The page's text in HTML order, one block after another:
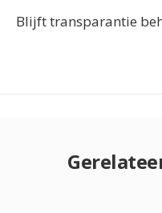
Blijft transparantie